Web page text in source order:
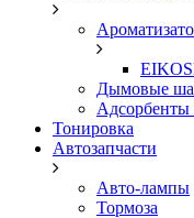
Дымовые
Адсорбенты
Тонировка
Автозапчасти
Авто-лампы
Тормоза